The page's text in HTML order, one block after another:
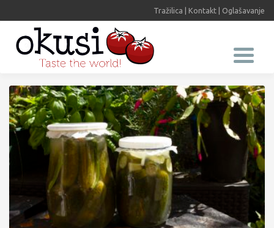
Tražilica Kontakt Oglašavanje